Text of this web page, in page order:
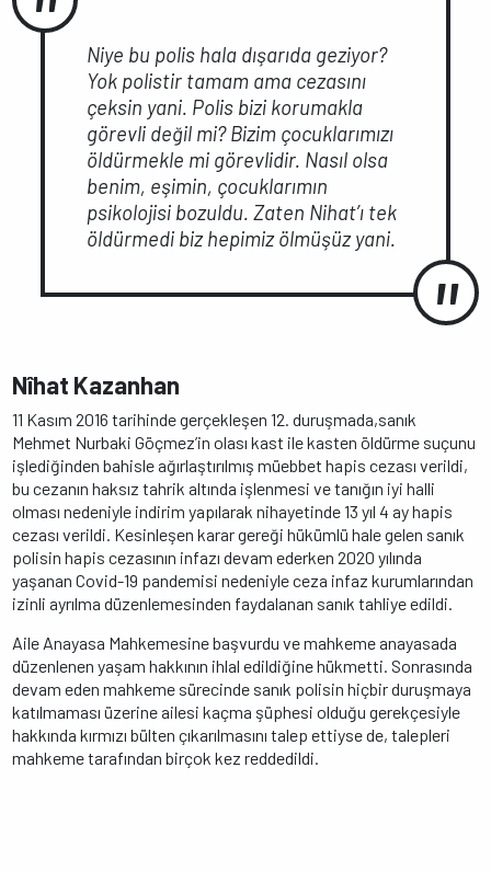
Niye bu polis hala dışarıda geziyor?
Yok polistir tamam ama cezasını
çeksin yani. Polis bizi korumakla
görevli değil mi? Bizim çocuklarımızı
öldürmekle mi görevlidir. Nasıl olsa
benim, eşimin, çocuklarımın
psikolojisi bozuldu. Zaten Nihat’ı tek
öldürmedi biz hepimiz ölmüşüz yani.
Nîhat Kazanhan
11 Kasım 2016 tarihinde gerçekleşen 12. duruşmada,sanık
Mehmet Nurbaki Göçmez’in olası kast ile kasten öldürme suçunu
işlediğinden bahisle ağırlaştırılmış müebbet hapis cezası verildi,
bu cezanın haksız tahrik altında işlenmesi ve tanığın iyi halli
olması nedeniyle indirim yapılarak nihayetinde 13 yıl 4 ay hapis
cezası verildi. Kesinleşen karar gereği hükümlü hale gelen sanık
polisin hapis cezasının infazı devam ederken 2020 yılında
yaşanan Covid-19 pandemisi nedeniyle ceza infaz kurumlarından
izinli ayrılma düzenlemesinden faydalanan sanık tahliye edildi.
Aile Anayasa Mahkemesine başvurdu ve mahkeme anayasada
düzenlenen yaşam hakkının ihlal edildiğine hükmetti. Sonrasında
devam eden mahkeme sürecinde sanık polisin hiçbir duruşmaya
katılmaması üzerine ailesi kaçma şüphesi olduğu gerekçesiyle
hakkında kırmızı bülten çıkarılmasını talep ettiyse de, talepleri
mahkeme tarafından birçok kez reddedildi.